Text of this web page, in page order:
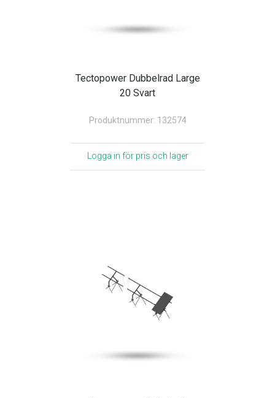
Tectopower Dubbelrad Large
20 Svart
Produktnummer: 132574
Logga in för pris och lager